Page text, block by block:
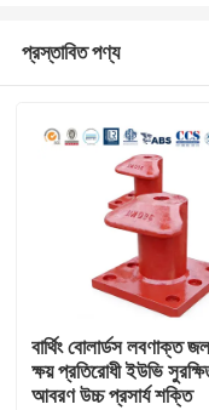
প্রস্তাবিত পণ্য
বার্থিং বোলার্ডস লবণাক্ত
ক্ষয় প্রতিরোধী ইউভি
আবরণ উচ্চ প্রসার্য শক্তি